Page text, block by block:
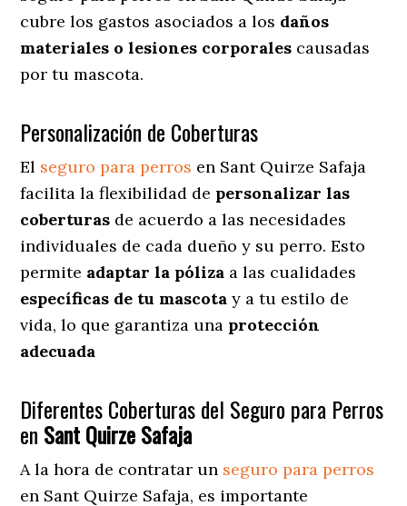
cubre los gastos asociados a los daños
materiales o lesiones corporales causadas
por tu mascota.
Personalización de Coberturas
El seguro para perros en Sant Quirze Safaja
facilita la flexibilidad de personalizar las
coberturas de acuerdo a las necesidades
individuales de cada dueño y su perro. Esto
permite adaptar la póliza a las cualidades
específicas de tu mascota y a tu estilo de
vida, lo que garantiza una protección
adecuada
Diferentes Coberturas del Seguro para Perros
en Sant Quirze Safaja
A la hora de contratar un seguro para perros
en Sant Quirze Safaja, es importante